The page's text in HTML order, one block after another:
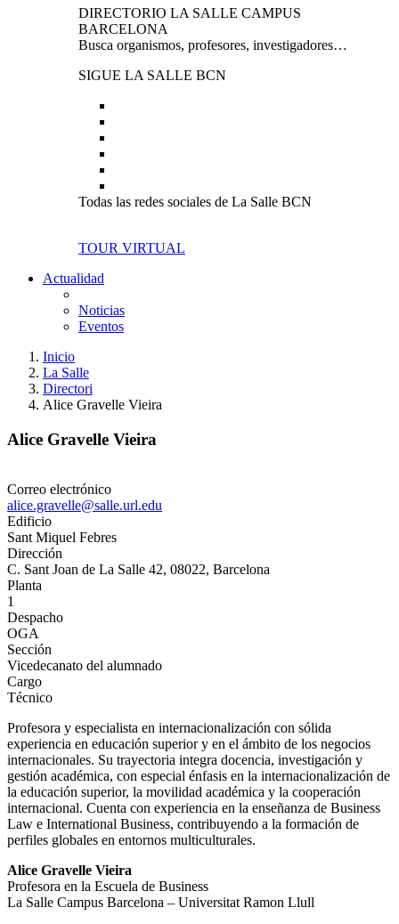
DIRECTORIO LA SALLE CAMPUS
BARCELONA
Busca organismos, profesores, investigadores…
SIGUE LA SALLE BCN
Todas las redes sociales de La Salle BCN
TOUR VIRTUAL
Actualidad
Noticias
Eventos
Inicio
La Salle
Directori
Alice Gravelle Vieira
Alice Gravelle Vieira
Correo electrónico
alice.gravelle@salle.url.edu
Edificio
Sant Miquel Febres
Dirección
C. Sant Joan de La Salle 42, 08022, Barcelona
Planta
1
Despacho
OGA
Sección
Vicedecanato del alumnado
Cargo
Técnico
Profesora y especialista en internacionalización con sólida
experiencia en educación superior y en el ámbito de los negocios
internacionales. Su trayectoria integra docencia, investigación y
gestión académica, con especial énfasis en la internacionalización de
la educación superior, la movilidad académica y la cooperación
internacional. Cuenta con experiencia en la enseñanza de Business
Law e International Business, contribuyendo a la formación de
perfiles globales en entornos multiculturales.
Alice Gravelle Vieira
Profesora en la Escuela de Business
La Salle Campus Barcelona – Universitat Ramon Llull